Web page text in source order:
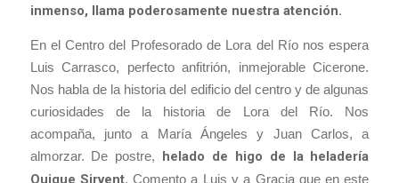
inmenso, llama poderosamente nuestra atención.
En el Centro del Profesorado de Lora del Río nos espera
Luis Carrasco, perfecto anfitrión, inmejorable Cicerone.
Nos habla de la historia del edificio del centro y de algunas
curiosidades de la historia de Lora del Río. Nos
acompaña, junto a María Ángeles y Juan Carlos, a
almorzar. De postre, helado de higo de la heladería
Quique Sirvent. Comento a Luis y a Gracia que en este